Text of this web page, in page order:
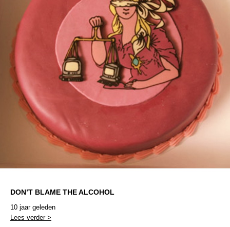
DON’T BLAME THE ALCOHOL
10 jaar geleden
Lees verder >